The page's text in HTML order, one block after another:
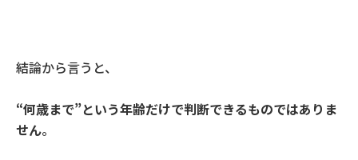
結論から言うと、
“何歳まで”という年齢だけで判断できるものではありま
せん。